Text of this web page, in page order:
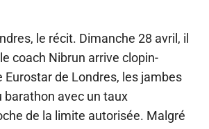
le récit. Dimanche 28 avril, il
coach Nibrun arrive clopin-
Eurostar de Londres, les jambes
barathon avec un taux
de la limite autorisée. Malgré